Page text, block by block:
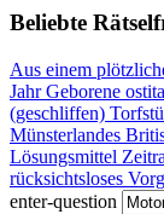
Beliebte
Aus einem
Jahr Geborene
(geschliffen)
Münsterlandes
Lösungsmittel
rücksichtsloses
enter-question